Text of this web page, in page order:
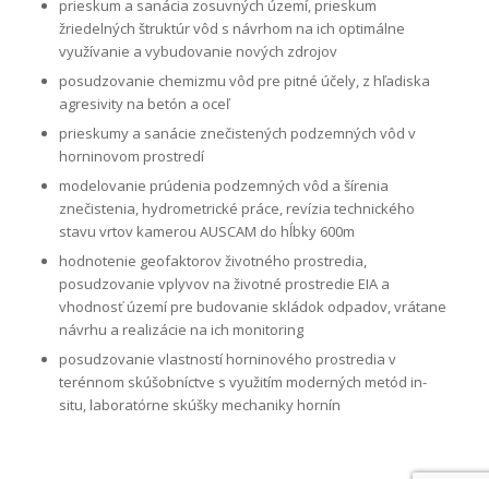
prieskum a sanácia zosuvných území, prieskum
žriedelných štruktúr vôd s návrhom na ich optimálne
využívanie a vybudovanie nových zdrojov
posudzovanie chemizmu vôd pre pitné účely, z hľadiska
agresivity na betón a oceľ
prieskumy a sanácie znečistených podzemných vôd v
horninovom prostredí
modelovanie prúdenia podzemných vôd a šírenia
znečistenia, hydrometrické práce, revízia technického
stavu vrtov kamerou AUSCAM do hĺbky 600m
hodnotenie geofaktorov životného prostredia,
posudzovanie vplyvov na životné prostredie EIA a
vhodnosť území pre budovanie skládok odpadov, vrátane
návrhu a realizácie na ich monitoring
posudzovanie vlastností horninového prostredia v
terénnom skúšobníctve s využitím moderných metód in-
situ, laboratórne skúšky mechaniky hornín